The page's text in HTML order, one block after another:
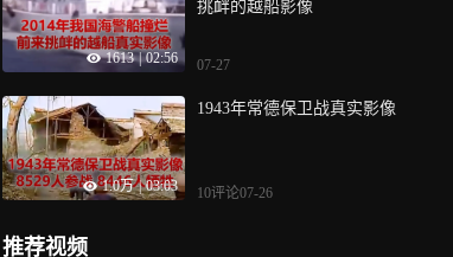
1613 | 02:56
挑衅的越船影像
07-27
1.0万 | 03:03
1943年常德保卫战真实影像
10评论07-26
推荐视频